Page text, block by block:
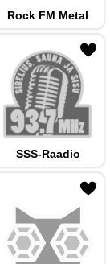
Rock FM Metal
SSS-Raadio